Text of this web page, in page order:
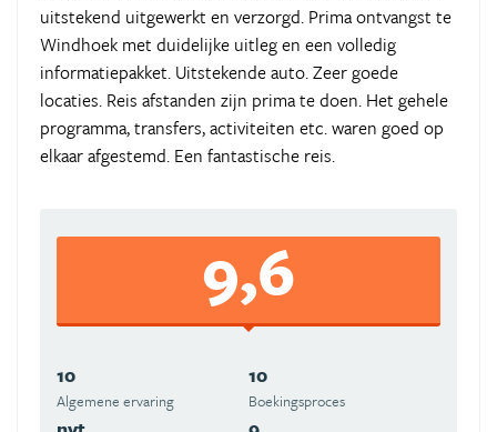
uitstekend uitgewerkt en verzorgd. Prima ontvangst te
Windhoek met duidelijke uitleg en een volledig
informatiepakket. Uitstekende auto. Zeer goede
locaties. Reis afstanden zijn prima te doen. Het gehele
programma, transfers, activiteiten etc. waren goed op
elkaar afgestemd. Een fantastische reis.
9,6
10
Algemene ervaring
10
Boekingsproces